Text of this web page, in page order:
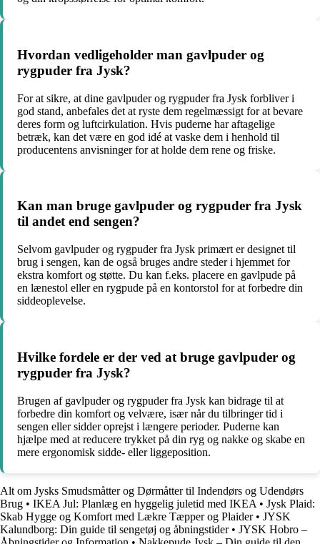
Hvordan vedligeholder man gavlpuder og
rygpuder fra Jysk?
For at sikre, at dine gavlpuder og rygpuder fra Jysk forbliver i
god stand, anbefales det at ryste dem regelmæssigt for at bevare
deres form og luftcirkulation. Hvis puderne har aftagelige
betræk, kan det være en god idé at vaske dem i henhold til
producentens anvisninger for at holde dem rene og friske.
Kan man bruge gavlpuder og rygpuder fra Jysk
til andet end sengen?
Selvom gavlpuder og rygpuder fra Jysk primært er designet til
brug i sengen, kan de også bruges andre steder i hjemmet for
ekstra komfort og støtte. Du kan f.eks. placere en gavlpude på
en lænestol eller en rygpude på en kontorstol for at forbedre din
siddeoplevelse.
Hvilke fordele er der ved at bruge gavlpuder og
rygpuder fra Jysk?
Brugen af gavlpuder og rygpuder fra Jysk kan bidrage til at
forbedre din komfort og velvære, især når du tilbringer tid i
sengen eller sidder oprejst i længere perioder. Puderne kan
hjælpe med at reducere trykket på din ryg og nakke og skabe en
mere ergonomisk sidde- eller liggeposition.
Alt om Jysks Smudsmåtter og Dørmåtter til Indendørs og Udendørs
Brug • IKEA Jul: Planlæg en hyggelig juletid med IKEA • Jysk Plaid:
Skab Hygge og Komfort med Lækre Tæpper og Plaider• JYSK
Kalundborg: Din guide til sengetøj og åbningstider• JYSK Hobro –